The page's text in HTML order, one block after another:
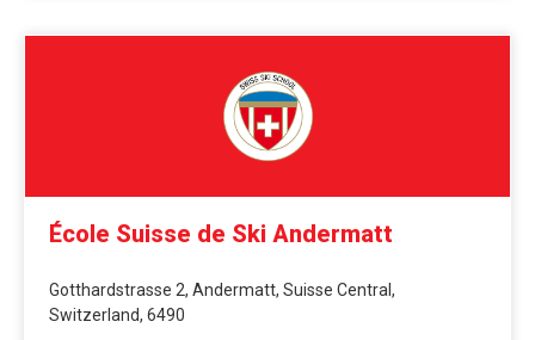
École Suisse de Ski Andermatt
Gotthardstrasse 2, Andermatt, Suisse Central,
Switzerland, 6490